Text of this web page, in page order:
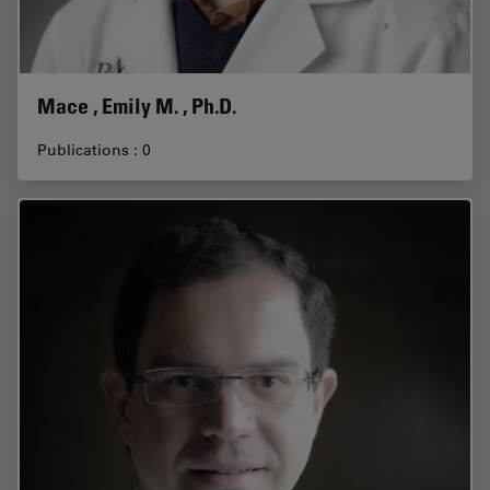
Mace , Emily M. , Ph.D.
Publications : 0